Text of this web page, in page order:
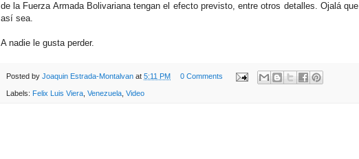
de la Fuerza Armada Bolivariana tengan el efecto previsto, entre otros detalles. Ojalá que
así sea.
A nadie le gusta perder.
Posted by Joaquin Estrada-Montalvan at 5:11 PM 0 Comments
Labels: Felix Luis Viera Venezuela Video